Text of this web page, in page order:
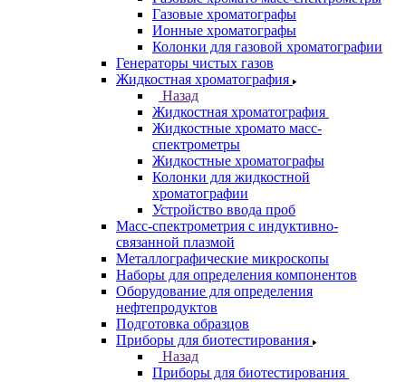
Анализаторы
Назад
Анализаторы
Анализаторы органических веществ
Анализаторы покрытий
Анализаторы размера частиц
Анализаторы ртути
Элементные анализаторы
Газовая хроматография
Назад
Газовая хроматография
Газовые хромато масс-спектрометры
Газовые хроматографы
Ионные хроматографы
Колонки для газовой хроматографии
Генераторы чистых газов
Жидкостная хроматография
Назад
Жидкостная хроматография
Жидкостные хромато масс-
спектрометры
Жидкостные хроматографы
Колонки для жидкостной